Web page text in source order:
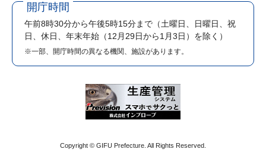
開庁時間
午前8時30分から午後5時15分まで （土曜日、日曜日、祝
日、休日、年末年始（12月29日から1月3日）を除く）
※一部、開庁時間の異なる機関、施設があります。
Copyright © GIFU Prefecture. All Rights Reserved.